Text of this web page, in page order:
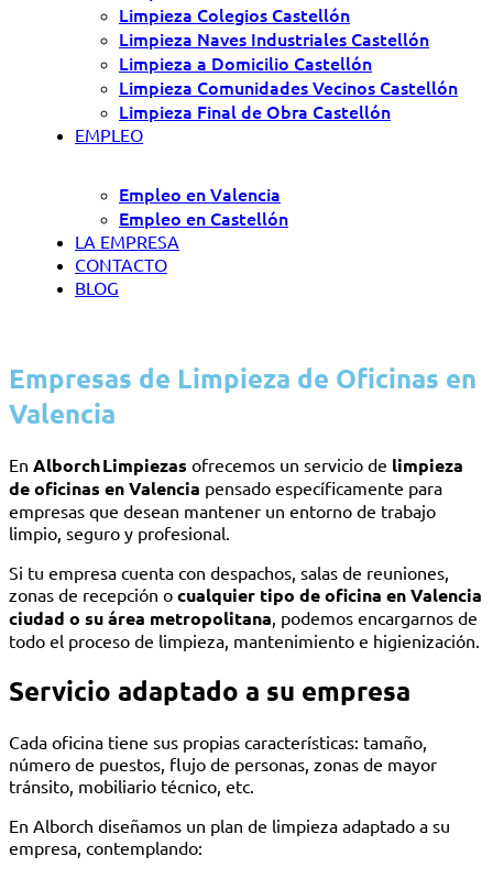
Limpieza Colegios Castellón
Limpieza Naves Industriales Castellón
Limpieza a Domicilio Castellón
Limpieza Comunidades Vecinos Castellón
Limpieza Final de Obra Castellón
EMPLEO
Empleo en Valencia
Empleo en Castellón
LA EMPRESA
CONTACTO
BLOG
Empresas de Limpieza de Oficinas en
Valencia
En AlborchLimpiezas ofrecemos un servicio de limpieza
de oficinas en Valencia pensado específicamente para
empresas que desean mantener un entorno de trabajo
limpio, seguro y profesional.
Si tu empresa cuenta con despachos, salas de reuniones,
zonas de recepción o cualquier tipo de oficina en Valencia
ciudad o su área metropolitana , podemos encargarnos de
todo el proceso de limpieza, mantenimiento e higienización.
Servicio adaptado a su empresa
Cada oficina tiene sus propias características: tamaño,
número de puestos, flujo de personas, zonas de mayor
tránsito, mobiliario técnico, etc.
En Alborch diseñamos un plan de limpieza adaptado a su
empresa, contemplando: